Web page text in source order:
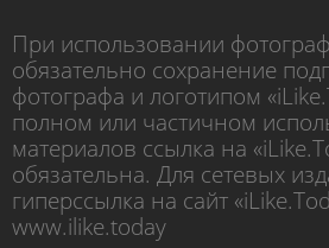
При использовании
обязательно сохранение
фотографа и логотипом
полном или частичном
материалов ссылка на
обязательна. Для сетевых
гиперссылка на сайт
www.ilike.today